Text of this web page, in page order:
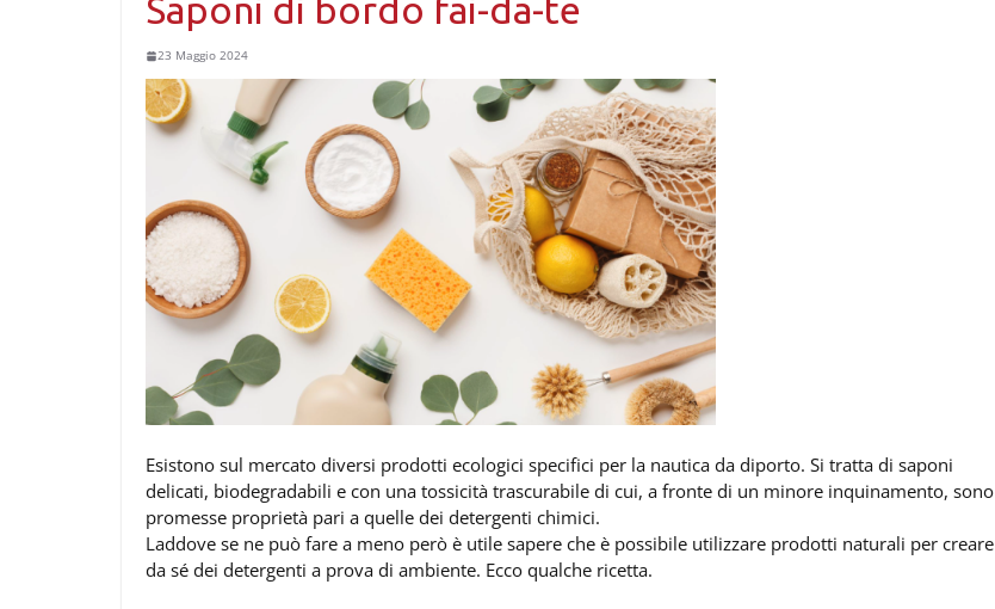
Saponi di bordo fai-da-te
23 Maggio 2024
Esistono sul mercato diversi prodotti ecologici specifici per la nautica da diporto. Si tratta di saponi
delicati, biodegradabili e con una tossicità trascurabile di cui, a fronte di un minore inquinamento, sono
promesse proprietà pari a quelle dei detergenti chimici.
Laddove se ne può fare a meno però è utile sapere che è possibile utilizzare prodotti naturali per creare
da sé dei detergenti a prova di ambiente. Ecco qualche ricetta.